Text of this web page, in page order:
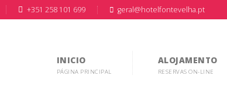
+351 258 101 699 geral@hotelfontevelha.pt
INICIO
PÁGINA PRINCIPAL
ALOJAMENTO
RESERVAS ON-LINE